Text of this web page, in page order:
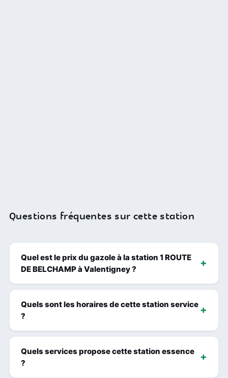
Questions fréquentes sur cette station
Quel est le prix du gazole à la station 1 ROUTE
DE BELCHAMP à Valentigney ?
Quels sont les horaires de cette station service
?
Quels services propose cette station essence
?